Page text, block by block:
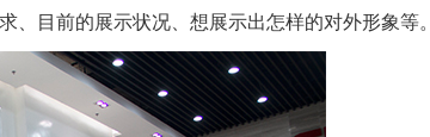
目前的展示状况、想展示出怎样的对外形象等。